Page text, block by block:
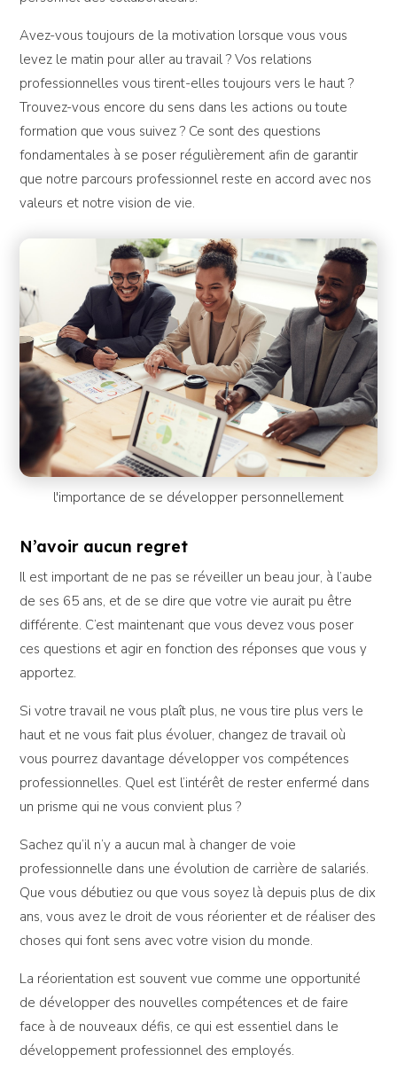
Avez-vous toujours de la motivation lorsque vous vous
levez le matin pour aller au travail ? Vos relations
professionnelles vous tirent-elles toujours vers le haut ?
Trouvez-vous encore du sens dans les actions ou toute
formation que vous suivez ? Ce sont des questions
fondamentales à se poser régulièrement afin de garantir
que notre parcours professionnel reste en accord avec nos
valeurs et notre vision de vie.
l'importance de se développer personnellement
N’avoir aucun regret
Il est important de ne pas se réveiller un beau jour, à l’aube
de ses 65 ans, et de se dire que votre vie aurait pu être
différente. C’est maintenant que vous devez vous poser
ces questions et agir en fonction des réponses que vous y
apportez.
Si votre travail ne vous plaît plus, ne vous tire plus vers le
haut et ne vous fait plus évoluer, changez de travail où
vous pourrez davantage développer vos compétences
professionnelles. Quel est l’intérêt de rester enfermé dans
un prisme qui ne vous convient plus ?
Sachez qu’il n’y a aucun mal à changer de voie
professionnelle dans une évolution de carrière de salariés.
Que vous débutiez ou que vous soyez là depuis plus de dix
ans, vous avez le droit de vous réorienter et de réaliser des
choses qui font sens avec votre vision du monde.
La réorientation est souvent vue comme une opportunité
de développer des nouvelles compétences et de faire
face à de nouveaux défis, ce qui est essentiel dans le
développement professionnel des employés.